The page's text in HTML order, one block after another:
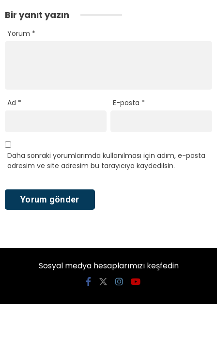
Bir yanıt yazın
Yorum *
Ad * E-posta *
Daha sonraki yorumlarımda kullanılması için adım, e-posta
adresim ve site adresim bu tarayıcıya kaydedilsin.
Sosyal medya hesaplarımızı keşfedin